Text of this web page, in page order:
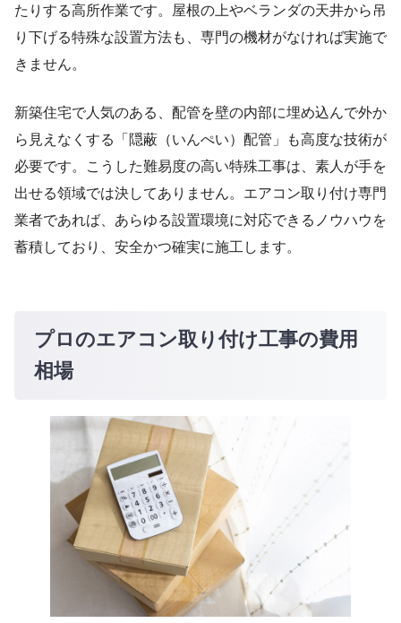
たりする高所作業です。屋根の上やベランダの天井から吊
り下げる特殊な設置方法も、専門の機材がなければ実施で
きません。
新築住宅で人気のある、配管を壁の内部に埋め込んで外か
ら見えなくする「隠蔽（いんぺい）配管」も高度な技術が
必要です。こうした難易度の高い特殊工事は、素人が手を
出せる領域では決してありません。エアコン取り付け専門
業者であれば、あらゆる設置環境に対応できるノウハウを
蓄積しており、安全かつ確実に施工します。
プロのエアコン取り付け工事の費用
相場